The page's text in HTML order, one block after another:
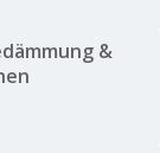
&